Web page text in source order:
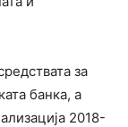
за
банка, а
2018-